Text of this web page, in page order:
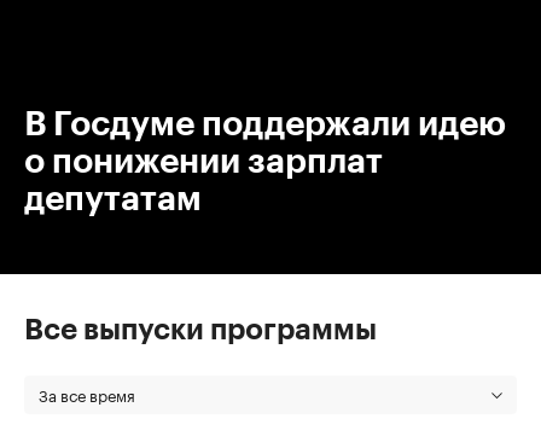
В Госдуме поддержали идею
о понижении зарплат
депутатам
Все выпуски программы
За все время